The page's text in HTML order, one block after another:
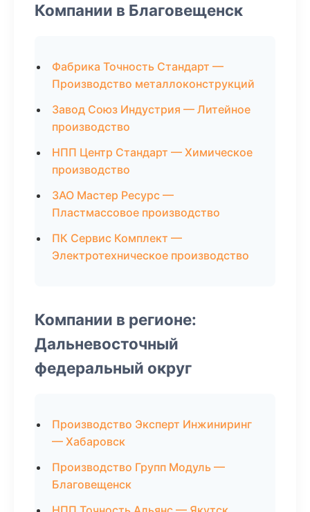
Компании в Благовещенск
Фабрика Точность Стандарт —
Производство металлоконструкций
Завод Союз Индустрия — Литейное
производство
НПП Центр Стандарт — Химическое
производство
ЗАО Мастер Ресурс —
Пластмассовое производство
ПК Сервис Комплект —
Электротехническое производство
Компании в регионе:
Дальневосточный
федеральный округ
Производство Эксперт Инжиниринг
— Хабаровск
Производство Групп Модуль —
Благовещенск